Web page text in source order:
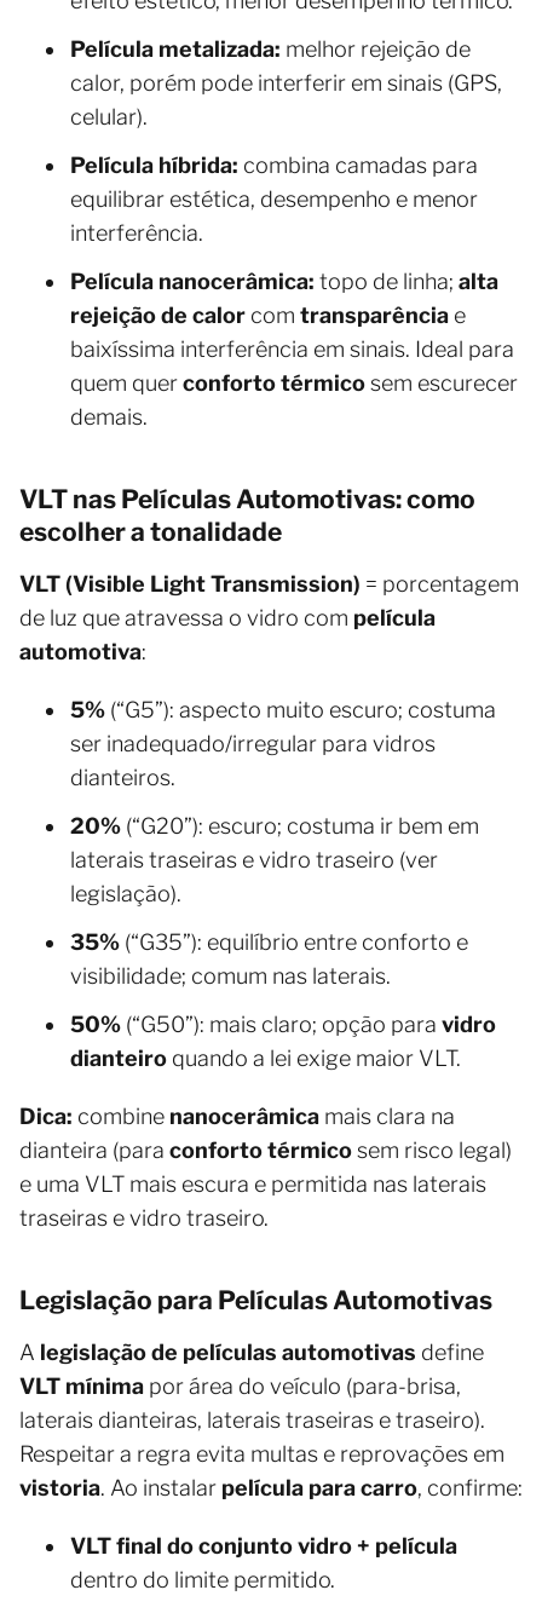
Película metalizada: melhor rejeição de
calor, porém pode interferir em sinais (GPS,
celular).
Película híbrida: combina camadas para
equilibrar estética, desempenho e menor
interferência.
Película nanocerâmica: topo de linha; alta
rejeição de calor com transparência e
baixíssima interferência em sinais. Ideal para
quem querconforto térmicosem escurecer
demais.
VLT nas Películas Automotivas: como
escolher a tonalidade
VLT (Visible Light Transmission) = porcentagem
de luz que atravessa o vidro com película
automotiva:
5% (“G5”): aspecto muito escuro; costuma
ser inadequado/irregular para vidros
dianteiros.
20% (“G20”): escuro; costuma ir bem em
laterais traseiras e vidro traseiro (ver
legislação).
35% (“G35”): equilíbrio entre conforto e
visibilidade; comum nas laterais.
50% (“G50”): mais claro; opção para vidro
dianteiro quando a lei exige maior VLT.
Dica: combine nanocerâmica mais clara na
dianteira (para conforto térmicosem risco legal)
e uma VLT mais escura e permitida nas laterais
traseiras e vidro traseiro.
Legislação para Películas Automotivas
A legislação de películas automotivas define
VLT mínima por área do veículo (para-brisa,
laterais dianteiras, laterais traseiras e traseiro).
Respeitar a regra evita multas e reprovações em
vistoria. Ao instalar película para carro, confirme:
VLT final do conjunto vidro + película
dentro do limite permitido.